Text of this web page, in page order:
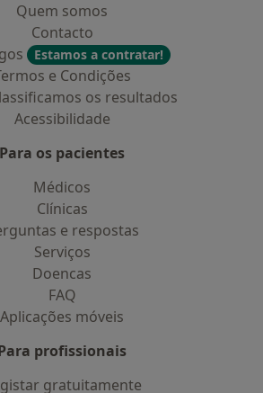
Quem somos
Contacto
Estamos a contratar!
e Condições
os resultados
Acessibilidade
Para os pacientes
Médicos
Clínicas
e respostas
Serviços
Doencas
FAQ
Aplicações móveis
profissionais
gratuitamente